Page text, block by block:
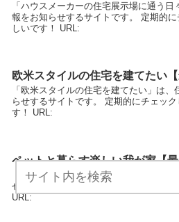
「ハウスメーカーの住宅展示場に通う
報をお知らせするサイトです。 定期的
しいです！ URL:
欧米スタイルの住宅を建てたい【
「欧米スタイルの住宅を建てたい」は
らせするサイトです。 定期的にチェッ
す！ URL:
ペットと暮らす楽しい我が家【
「ペットと暮らす楽しい我が家」は、住
せするサイトです。 定期的にチェックし
URL: